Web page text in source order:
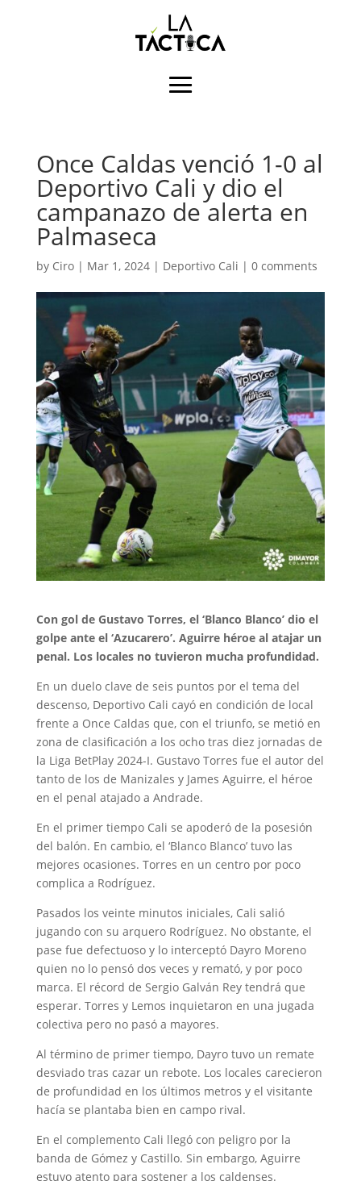
Once Caldas venció 1-0 al
Deportivo Cali y dio el
campanazo de alerta en
Palmaseca
by Ciro| Mar 1, 2024| Deportivo Cali | 0 comments
Con gol de Gustavo Torres, el ‘Blanco Blanco’ dio el
golpe ante el ‘Azucarero’. Aguirre héroe al atajar un
penal. Los locales no tuvieron mucha profundidad.
En un duelo clave de seis puntos por el tema del
descenso, Deportivo Cali cayó en condición de local
frente a Once Caldas que, con el triunfo, se metió en
zona de clasificación a los ocho tras diez jornadas de
la Liga BetPlay 2024-I. Gustavo Torres fue el autor del
tanto de los de Manizales y James Aguirre, el héroe
en el penal atajado a Andrade.
En el primer tiempo Cali se apoderó de la posesión
del balón. En cambio, el ‘Blanco Blanco’ tuvo las
mejores ocasiones. Torres en un centro por poco
complica a Rodríguez.
Pasados los veinte minutos iniciales, Cali salió
jugando con su arquero Rodríguez. No obstante, el
pase fue defectuoso y lo interceptó Dayro Moreno
quien no lo pensó dos veces y remató, y por poco
marca. El récord de Sergio Galván Rey tendrá que
esperar. Torres y Lemos inquietaron en una jugada
colectiva pero no pasó a mayores.
Al término de primer tiempo, Dayro tuvo un remate
desviado tras cazar un rebote. Los locales carecieron
de profundidad en los últimos metros y el visitante
hacía se plantaba bien en campo rival.
En el complemento Cali llegó con peligro por la
banda de Gómez y Castillo. Sin embargo, Aguirre
estuvo atento para sostener a los caldenses.